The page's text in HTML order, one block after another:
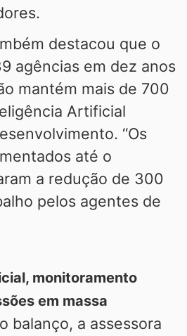
destacou que o
agências em dez anos
mantém mais de 700
Artificial
“Os
até o
a redução de 300
pelos agentes de
monitoramento
em massa
balanço, a assessora